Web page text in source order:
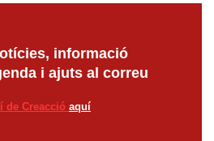
informació
i ajuts al correu
de Creacció aquí